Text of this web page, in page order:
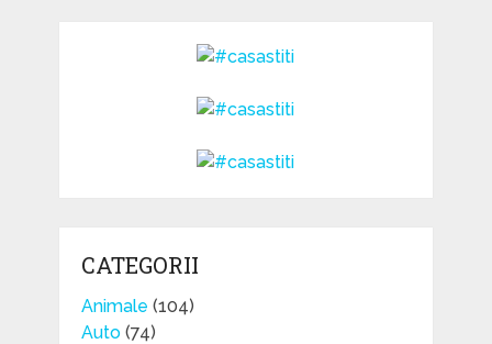
CATEGORII
Animale (104)
Auto(74)